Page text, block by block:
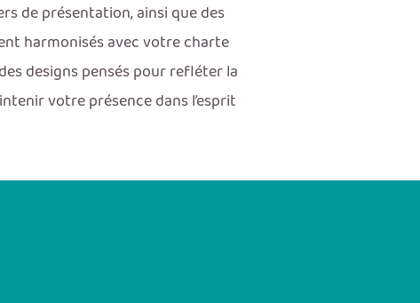
de présentation, ainsi que des
harmonisés avec votre charte
designs pensés pour refléter la
votre présence dans l’esprit